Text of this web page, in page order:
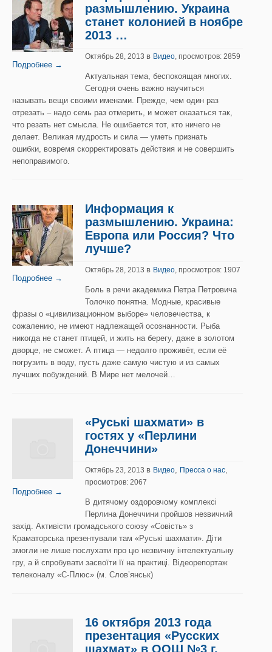
Подробнее →
размышлению. Украина
станет колонией в ноябре
2013 …
Октябрь 28, 2013 в Видео, просмотров: 2859
Актуальная тема, беспокоящая многих.
Сегодня очень важно научиться
называть вещи своими именами. Прежде, чем один раз
отрезать – надо семь раз отмерить, и может оказаться так,
что резать нет смысла. Не ошибается тот, кто ничего не
делает. Великая мудрость и сила — уметь признать
ошибки, вовремя скорректировать действия и не совершить
непоправимого.
Подробнее →
Информация к
размышлению. Украина:
Европа или Россия? Что
лучше?
Октябрь 28, 2013 в Видео, просмотров: 1907
Боль в речи академика Петра Петровича
Толочко понятна. Модные, красивые
фразы о «цивилизационном выборе» человечества, к
сожалению, не имеют надлежащей осознанности. Рыба
никогда не станет птицей, и жить на берегу, даже в золотом
дворце, не сможет. А птица — недолго проживёт, если её
погрузить в воду, пусть даже самую чистую и из самых
лучших побуждений. В Мире нет мелочей…
Подробнее →
«Руські шахмати» в
гостях у «Перлини
Донеччини»
Октябрь 23, 2013 в Видео, Пресса о нас,
просмотров: 2067
В дитячому оздоровчому комплексі
Перлина Донеччини пройшов незвичний
захід. Активісти громадського союзу «Совість» з
Краматорська презентували там «Руські шахмати». Діти
змогли не лише послухати про цю незвичну інтелектуальну
гру, а й спробувати засвоїти її на практиці. Відеорепортаж
телеконалу «С-Плюс» (м. Слов’янськ)
16 октября 2013 года
презентация «Русских
шахмат» в ООШ №3 г.